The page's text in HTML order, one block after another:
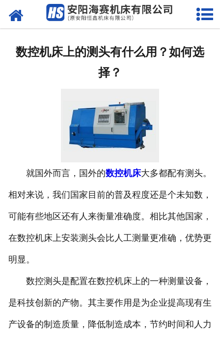
网站首页
系统维护
数控机床上的测头有什么用？如何选
择？
就国外而言，国外的数控机床大多都配有测头。
相对来说，我们国家目前的普及程度还是个未知数，
可能有些地区还有人来衡量准确度。相比其他国家，
在数控机床上安装测头会比人工测量更准确，优势更
明显。
数控测头是配置在数控机床上的一种测量设备，
是科技创新的产物。其主要作用是为企业提高现有生
产设备的制造质量，降低制造成本，节约时间和人力